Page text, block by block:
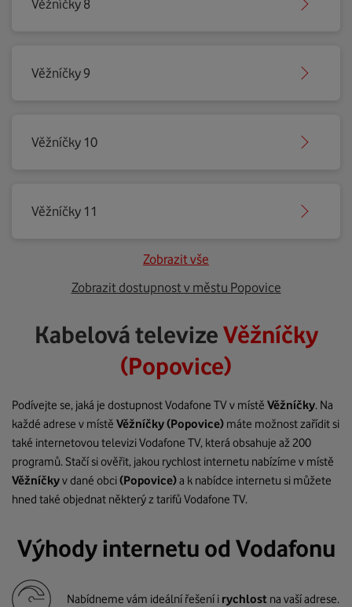
Věžníčky 8
Věžníčky 9
Věžníčky 10
Věžníčky 11
Zobrazit vše
Zobrazit dostupnost v městu Popovice
Kabelová televizeVěžníčky
(Popovice)
Podívejte se, jaká je dostupnost Vodafone TV v místě Věžníčky. Na
každé adrese v místě Věžníčky(Popovice) máte možnost zařídit si
také internetovou televizi Vodafone TV, která obsahuje až 200
programů. Stačí si ověřit, jakou rychlost internetu nabízíme v místě
Věžníčkyv dané obci(Popovice)a k nabídce internetu si můžete
hned také objednat některý z tarifů Vodafone TV.
Výhody internetu od Vodafonu
Nabídneme vám ideální řešení i rychlost na vaší adrese.